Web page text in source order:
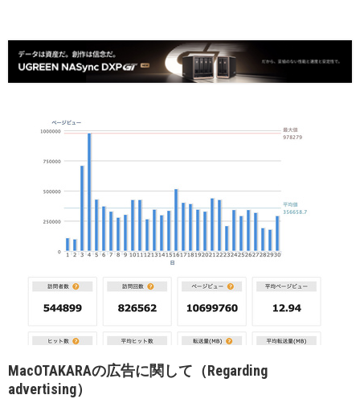
MacOTAKARAの広告に関して（Regarding
advertising）